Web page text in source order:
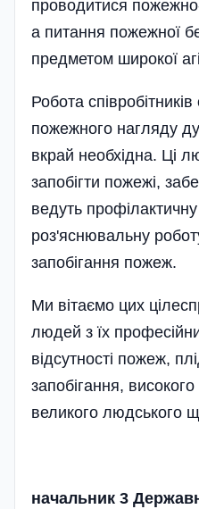
проводитися
а питання пожежної
предметом широкої
Робота
пожежного нагляду
вкрай необхідна. Ці
запобігти пожежі,
ведуть
роз'яснювальну
запобігання пожеж.
Ми вітаємо цих
людей з їх
відсутності пожеж,
запобігання,
великого людського
начальник 3